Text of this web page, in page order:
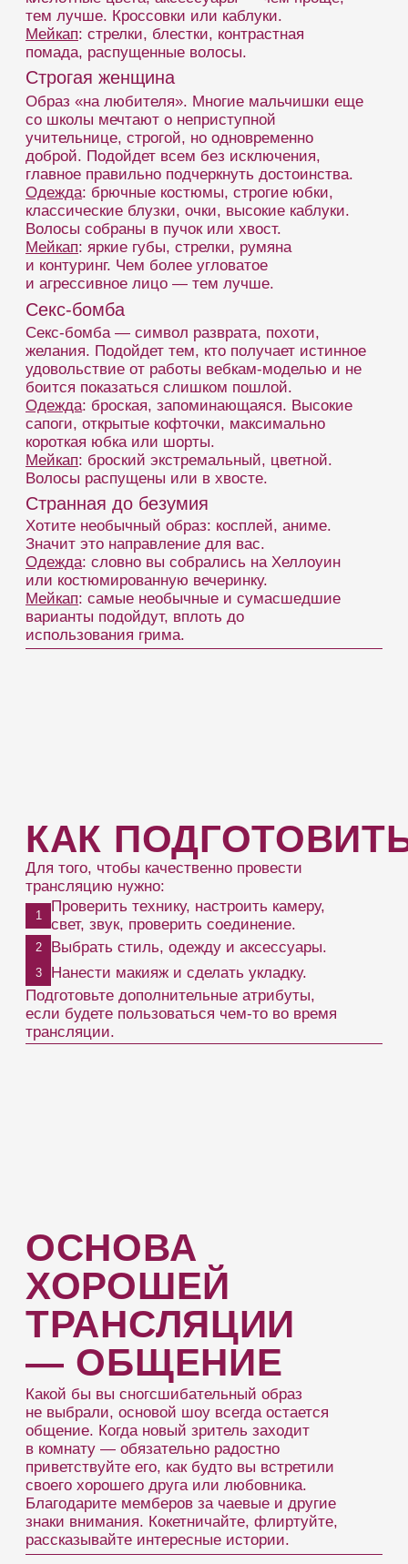
ХОЧЕШЬ
Заполни анкету, администратор
позвонит и пригласит тебя
на собеседование.
+7
Оставить заявку
Главная
О нас
Вакансии
Условия Контакты
Блог
FAQ
Студии
Звони:
+7 (966) 984-77-24
м. Площадь Восстания
Санкт-Петербург:
Пиши: